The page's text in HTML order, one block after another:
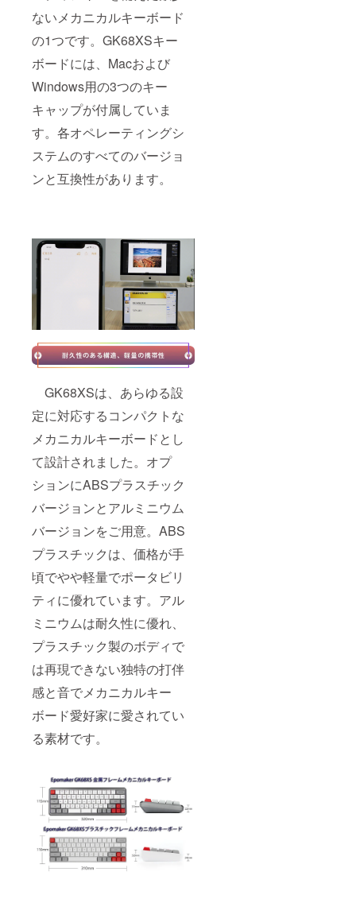
ないメカニカルキーボード
の1つです。GK68XSキー
ボードには、Macおよび
Windows用の3つのキー
キャップが付属していま
す。各オペレーティングシ
ステムのすべてのバージョ
ンと互換性があります。
GK68XSは、あらゆる設
定に対応するコンパクトな
メカニカルキーボードとし
て設計されました。オプ
ションにABSプラスチック
バージョンとアルミニウム
バージョンをご用意。ABS
プラスチックは、価格が手
頃でやや軽量でポータビリ
ティに優れています。アル
ミニウムは耐久性に優れ、
プラスチック製のボディで
は再現できない独特の打伴
感と音でメカニカルキー
ボード愛好家に愛されてい
る素材です。